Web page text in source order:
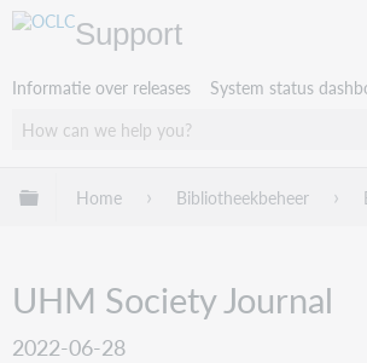
Support
Informatie over releases System status
Mondiale hiërarchie uitvouwen /
Home Bibliotheekbeheer
UHM Society Journal
2022-06-28